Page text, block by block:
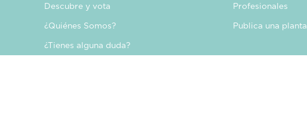
Descubre y vota
¿Quiénes Somos?
¿Tienes alguna duda?
Profesionales
Publica una planta